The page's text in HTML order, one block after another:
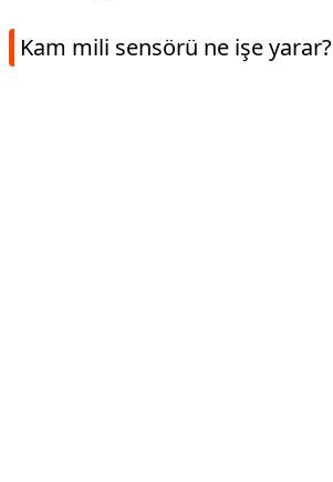
Kam mili sensörü ne işe yarar?